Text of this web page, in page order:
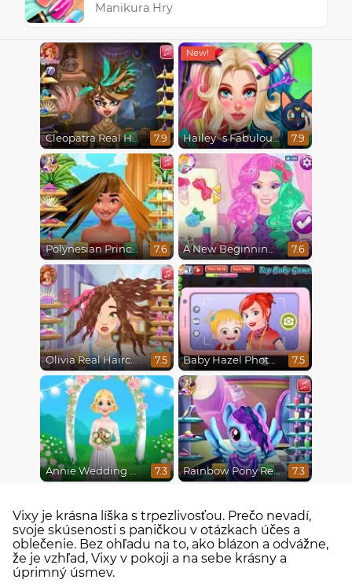
Manikura Hry
Cleopatra Real Haircuts 7.9 Hailey´s Fabulous Hairstyle Challenge 7.9
Polynesian Princess Real Haircuts 7.6 A New Beginning, From Sad to Fab 7.6
Olivia Real Haircuts 7.5 Baby Hazel Photoshoot 7.5
Annie Wedding Hairstyle 7.3 Rainbow Pony Real Haircuts 7.3
Vixy je krásna líška s trpezlivosťou. Prečo nevadí,
svoje skúsenosti s paničkou v otázkach účes a
oblečenie. Bez ohľadu na to, ako blázon a odvážne,
že je vzhľad, Vixy v pokoji a na sebe krásny a
úprimný úsmev.